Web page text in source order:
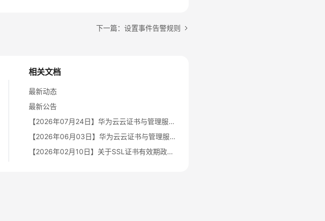
下一篇：设置事件告警规则
相关文档
最新动态
最新公告
【2026年07月24日】华为云云证书与管理服务CCM关于GlobalSign根证书体系迁移通知
【2026年06月03日】华为云云证书与管理服务CCM TrustAsia品牌证书停售通知
【2026年02月10日】关于SSL证书有效期政策变更的重要通知